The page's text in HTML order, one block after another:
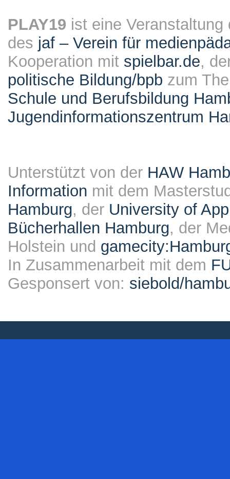
PLAY19 ist eine
des jaf – Verein für
Kooperation mit spielbar.de,
politische Bildung/bpb zum
Schule und Berufsbildung
Jugendinformationszentrum
Unterstützt von der HAW
Information mit dem
Hamburg, der University of
Bücherhallen Hamburg, der
Holstein und
In Zusammenarbeit mit dem
Gesponsert von: siebold/